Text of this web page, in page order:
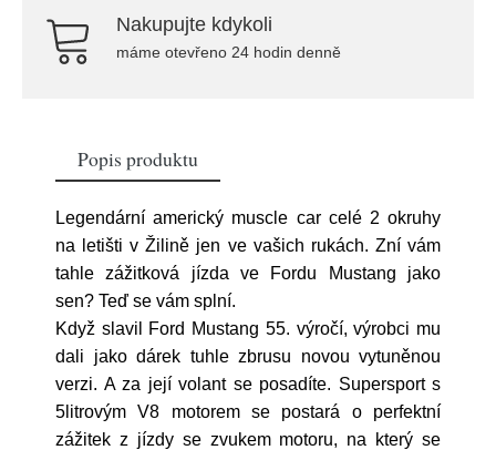
Nakupujte kdykoli
máme otevřeno 24 hodin denně
Popis produktu
Legendární americký muscle car celé 2 okruhy
na letišti v Žilině jen ve vašich rukách. Zní vám
tahle zážitková jízda ve Fordu Mustang jako
sen? Teď se vám splní.
Když slavil Ford Mustang 55. výročí, výrobci mu
dali jako dárek tuhle zbrusu novou vytuněnou
verzi. A za její volant se posadíte. Supersport s
5litrovým V8 motorem se postará o perfektní
zážitek z jízdy se zvukem motoru, na který se